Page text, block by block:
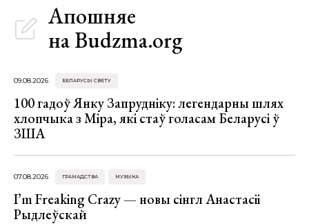
Апошняе
на Budzma.org
09.08.2026 БЕЛАРУСЫ СВЕТУ
100 гадоў Янку Запрудніку: легендарны шлях
хлопчыка з Міра, які стаў голасам Беларусі ў
ЗША
07.08.2026 ГРАМАДСТВА МУЗЫКА
I’m Freaking Crazy — новы сінгл Анастасіі
Рыдлеўскай